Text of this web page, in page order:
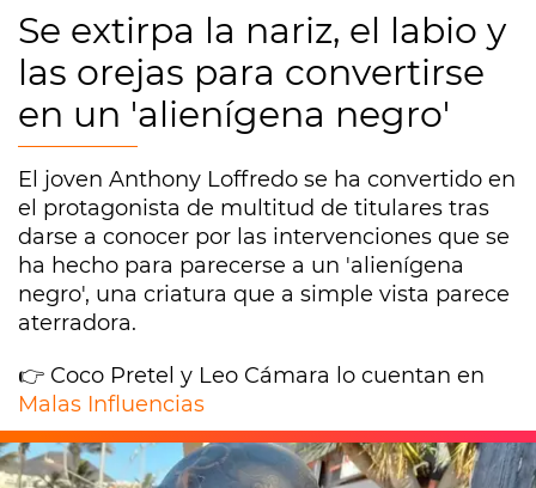
Se extirpa la nariz, el labio y
las orejas para convertirse
en un 'alienígena negro'
El joven Anthony Loffredo se ha convertido en
el protagonista de multitud de titulares tras
darse a conocer por las intervenciones que se
ha hecho para parecerse a un 'alienígena
negro', una criatura que a simple vista parece
aterradora.
👉 Coco Pretel y Leo Cámara lo cuentan en
Malas Influencias